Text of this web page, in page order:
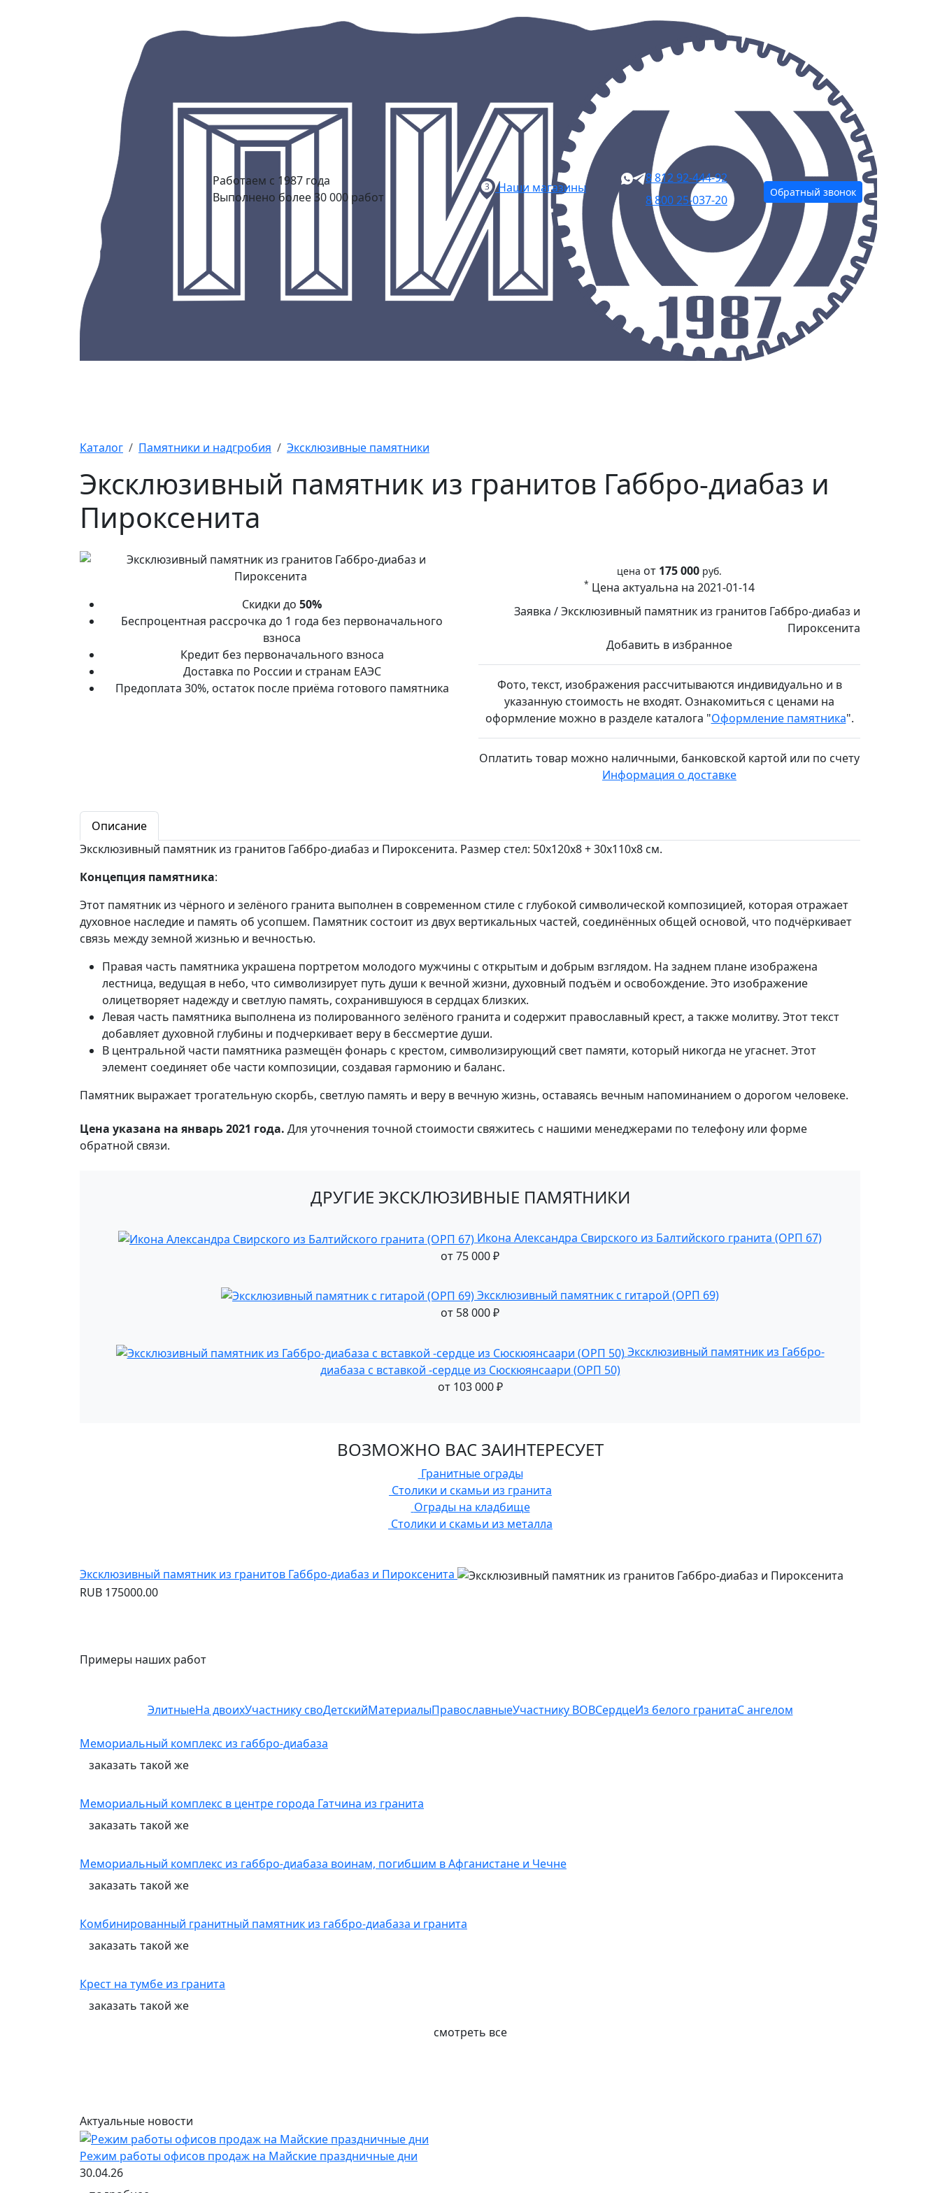
Работаем с 1987 года
Выполнено более 30 000 работ
Наши магазины
8 812 92-444-92
8 800 25-037-20
Обратный звонок
Каталог Памятники и надгробия Эксклюзивные памятники
Эксклюзивный памятник из гранитов Габбро-диабаз и
Пироксенита
Скидки до 50%
Беспроцентная рассрочка до 1 года без первоначального
взноса
Кредит без первоначального взноса
Доставка по России и странам ЕАЭС
Предоплата 30%, остаток после приёма готового памятника
цена от 175 000 руб.
* Цена актуальна на 2021-01-14
Заявка / Эксклюзивный памятник из гранитов Габбро-диабаз и
Пироксенита
Добавить в избранное
Фото, текст, изображения рассчитываются индивидуально и в
указанную стоимость не входят. Ознакомиться с ценами на
оформление можно в разделе каталога "Оформление памятника".
Оплатить товар можно наличными, банковской картой или по счету
Информация о доставке
Описание
Эксклюзивный памятник из гранитов Габбро-диабаз и Пироксенита. Размер стел: 50х120х8 + 30х110х8 см.
Концепция памятника:
Этот памятник из чёрного и зелёного гранита выполнен в современном стиле с глубокой символической композицией, которая отражает
духовное наследие и память об усопшем. Памятник состоит из двух вертикальных частей, соединённых общей основой, что подчёркивает
связь между земной жизнью и вечностью.
Правая часть памятника украшена портретом молодого мужчины с открытым и добрым взглядом. На заднем плане изображена
лестница, ведущая в небо, что символизирует путь души к вечной жизни, духовный подъём и освобождение. Это изображение
олицетворяет надежду и светлую память, сохранившуюся в сердцах близких.
Левая часть памятника выполнена из полированного зелёного гранита и содержит православный крест, а также молитву. Этот текст
добавляет духовной глубины и подчеркивает веру в бессмертие души.
В центральной части памятника размещён фонарь с крестом, символизирующий свет памяти, который никогда не угаснет. Этот
элемент соединяет обе части композиции, создавая гармонию и баланс.
Памятник выражает трогательную скорбь, светлую память и веру в вечную жизнь, оставаясь вечным напоминанием о дорогом человеке.
Цена указана на январь 2021 года. Для уточнения точной стоимости свяжитесь с нашими менеджерами по телефону или форме
обратной связи.
ДРУГИЕ ЭКСКЛЮЗИВНЫЕ ПАМЯТНИКИ
Икона Александра Свирского из Балтийского гранита (ОРП 67)
от75 000₽
Эксклюзивный памятник с гитарой (ОРП 69)
от 58 000₽
Эксклюзивный памятник из Габбро-
диабаза с вставкой -сердце из Сюскюянсаари (ОРП 50)
от 103 000₽
ВОЗМОЖНО ВАС ЗАИНТЕРЕСУЕТ
Гранитные ограды
Столики и скамьи из гранита
Ограды на кладбище
Столики и скамьи из металла
Эксклюзивный памятник из гранитов Габбро-диабаз и Пироксенита
RUB 175000.00
Примеры наших работ
ЭлитныеНа двоихУчастнику своДетскийМатериалыПравославныеУчастнику ВОВСердцеИз белого гранитаС ангелом
Мемориальный комплекс из габбро-диабаза
заказать такой же
Мемориальный комплекс в центре города Гатчина из гранита
заказать такой же
Мемориальный комплекс из габбро-диабаза воинам, погибшим в Афганистане и Чечне
заказать такой же
Комбинированный гранитный памятник из габбро-диабаза и гранита
заказать такой же
Крест на тумбе из гранита
заказать такой же
смотреть все
Актуальные новости
Режим работы офисов продаж на Майские праздничные дни
30.04.26